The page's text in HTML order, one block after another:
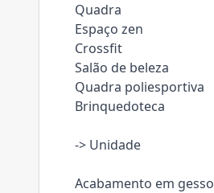
Quadra
Espaço zen
Crossfit
Salão de beleza
Quadra poliesportiva
Brinquedoteca
-> Unidade
Acabamento em gesso